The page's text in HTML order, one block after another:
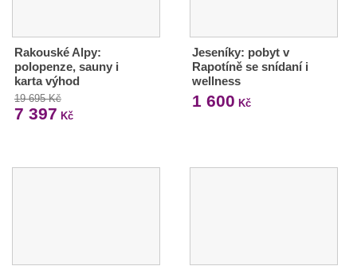
Rakouské Alpy:
polopenze, sauny i
karta výhod
19 695 Kč
7 397 Kč
Jeseníky: pobyt v
Rapotíně se snídaní i
wellness
1 600 Kč